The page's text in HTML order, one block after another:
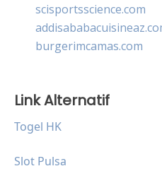
scisportsscience.com
burgerimcamas.com
Link Alternatif
Togel HK
Slot Pulsa